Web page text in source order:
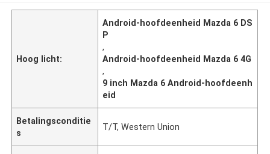
Hoog licht:
Android-hoofdeenheid Mazda 6 DS
P
,
Android-hoofdeenheid Mazda 6 4G
,
9 inch Mazda 6 Android-hoofdeenh
eid
Betalingsconditie
s
T/T, Western Union